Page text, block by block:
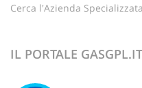
Cerca l'Azienda
IL PORTALE